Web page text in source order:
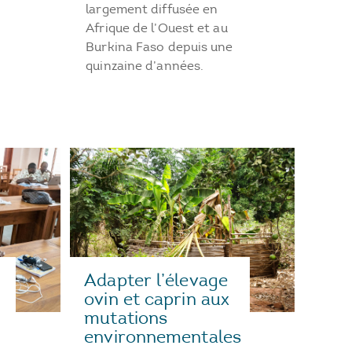
largement diffusée en
Afrique de l’Ouest et au
Burkina Faso depuis une
quinzaine d’années.
Adapter l’élevage
ovin et caprin aux
mutations
environnementales